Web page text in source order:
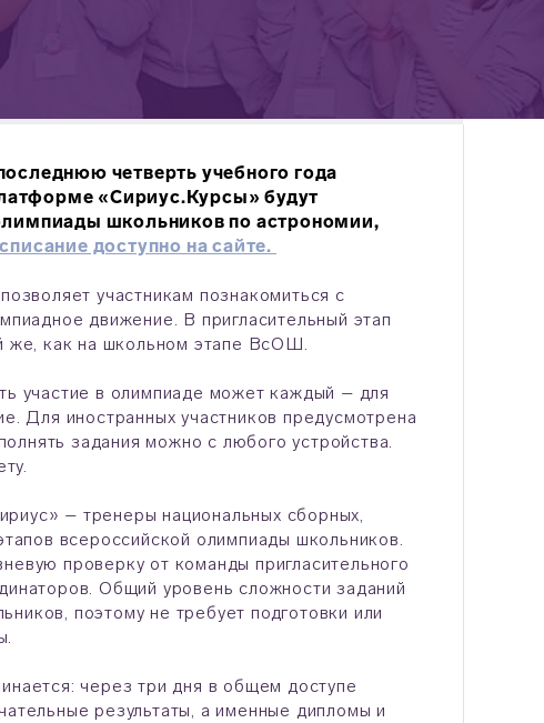
четверть учебного года
«Сириус.Курсы» будут
школьников по астрономии,
доступно на сайте.
участникам познакомиться с
движение. В пригласительный этап
же, как на школьном этапе ВсОШ.
участие в олимпиаде может каждый – для
Для иностранных участников предусмотрена
задания можно с любого устройства.
– тренеры национальных сборных,
всероссийской олимпиады школьников.
проверку от команды пригласительного
Общий уровень сложности заданий
поэтому не требует подготовки или
через три дня в общем доступе
результаты, а именные дипломы и